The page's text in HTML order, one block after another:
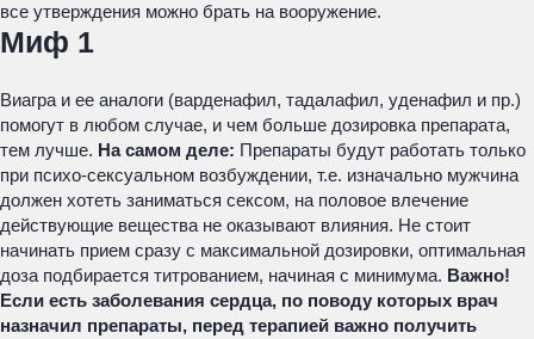
все утверждения можно брать на вооружение.
Миф 1
Виагра и ее аналоги (варденафил, тадалафил, уденафил и пр.)
помогут в любом случае, и чем больше дозировка препарата,
тем лучше. На самом деле: Препараты будут работать только
при психо-сексуальном возбуждении, т.е. изначально мужчина
должен хотеть заниматься сексом, на половое влечение
действующие вещества не оказывают влияния. Не стоит
начинать прием сразу с максимальной дозировки, оптимальная
доза подбирается титрованием, начиная с минимума. Важно!
Если есть заболевания сердца, по поводу которых врач
назначил препараты, перед терапией важно получить